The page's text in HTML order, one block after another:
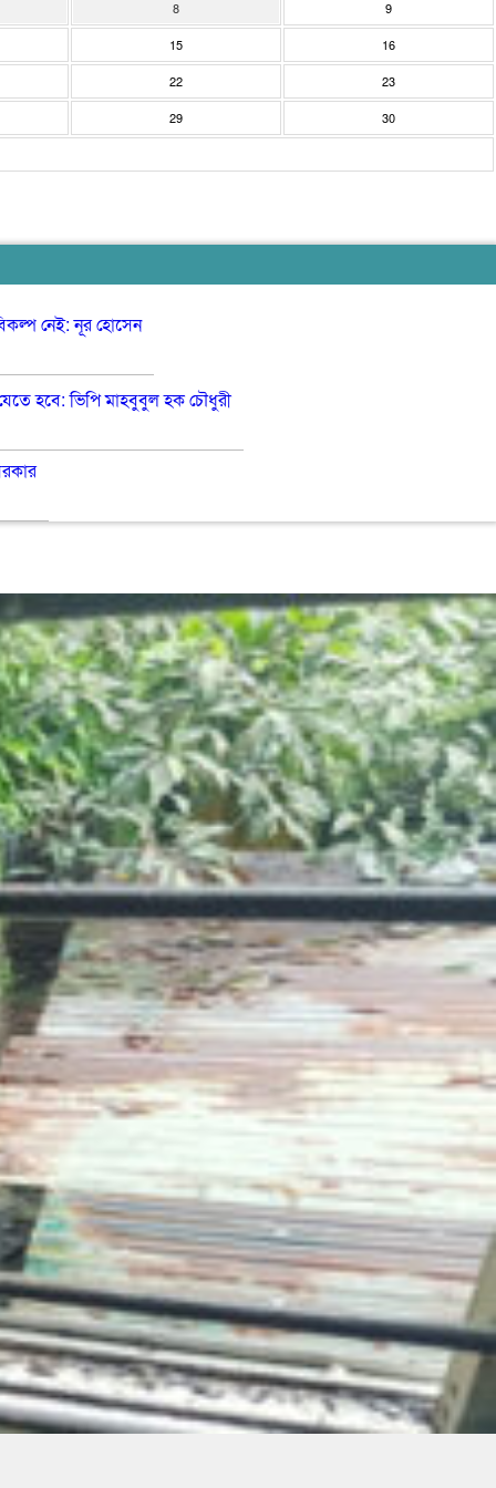
8 9
15 16
22 23
29 30
গঠন
ও
কৌশল
প্রশিক্ষণের
নেই:
নূর
হোসেন
পড়া
পাশে
কাজ
করে
যেতে
হবে:
ভিপি
মাহবুবুল
হক
চৌধুরী
সেক্টরের
সরকার